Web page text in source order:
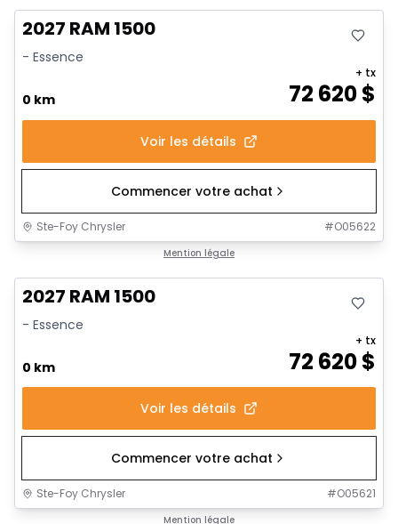
2027 RAM 1500
- Essence
0 km 72 620$
+ tx
Voir les détails
Commencer votre achat
Ste-Foy Chrysler #O05622
Mention légale
2027 RAM 1500
- Essence
0 km 72 620$
+ tx
Voir les détails
Commencer votre achat
Ste-Foy Chrysler #O05621
Mention légale